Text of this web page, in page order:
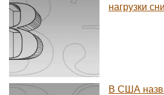
нагрузки
В США